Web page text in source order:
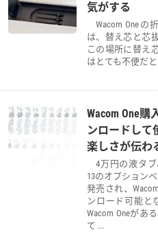
気がする
Wacom One
は、替え芯と芯
この場所に替え
はとても不便だ
Wacom One
ンロードし
楽しさが伝わ
4万円の液タブ
13のオプションペ
発売され、
ンロード可能と
Wacom Oneがあ
て ...